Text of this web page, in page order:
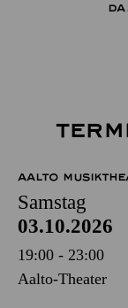
AALTO
Samstag
03.10.2026
19:00 - 23:00
Aalto-Theater